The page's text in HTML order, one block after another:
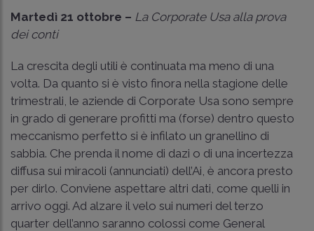
Martedì 21 ottobre – La Corporate Usa alla prova
dei conti
La crescita degli utili è continuata ma meno di una
volta. Da quanto si è visto finora nella stagione delle
trimestrali, le aziende di Corporate Usa sono sempre
in grado di generare profitti ma (forse) dentro questo
meccanismo perfetto si è infilato un granellino di
sabbia. Che prenda il nome di dazi o di una incertezza
diffusa sui miracoli (annunciati) dell’Ai, è ancora presto
per dirlo. Conviene aspettare altri dati, come quelli in
arrivo oggi. Ad alzare il velo sui numeri del terzo
quarter dell’anno saranno colossi come General